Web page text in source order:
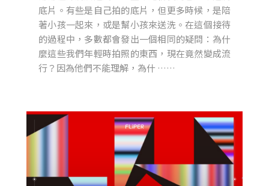
底片。有些是自己拍的底片，但更多時候，是陪
著小孩一起來，或是幫小孩來送洗。在這個接待
的過程中，多數都會發出一個相同的疑問：為什
麼這些我們年輕時拍照的東西，現在竟然變成流
行？因為他們不能理解，為什 ……